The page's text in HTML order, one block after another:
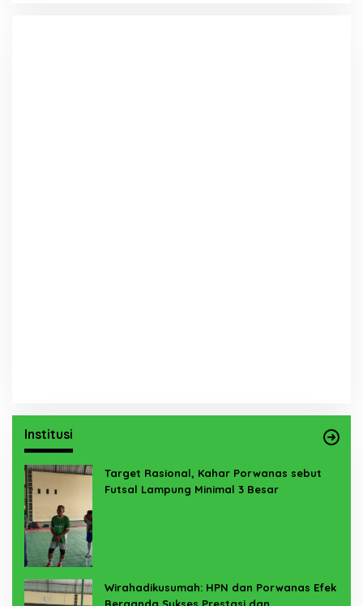
Institusi
Target Rasional, Kahar Porwanas sebut
Futsal Lampung Minimal 3 Besar
Wirahadikusumah: HPN dan Porwanas Efek